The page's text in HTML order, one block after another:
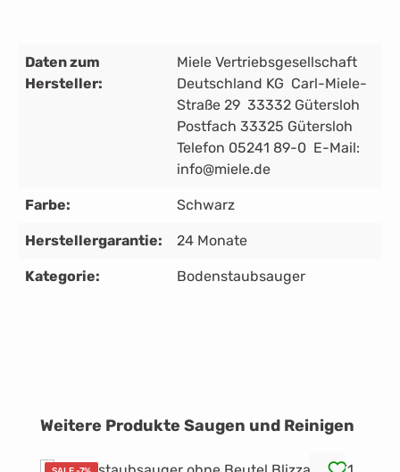
Daten zum
Hersteller:
Miele Vertriebsgesellschaft
Deutschland KG Carl-Miele-
Straße 29 33332 Gütersloh
Postfach 33325 Gütersloh
Telefon 05241 89-0 E-Mail:
info@miele.de
Farbe: Schwarz
Herstellergarantie: 24 Monate
Kategorie: Bodenstaubsauger
Produktgalerie überspringen
Weitere Produkte Saugen und Reinigen